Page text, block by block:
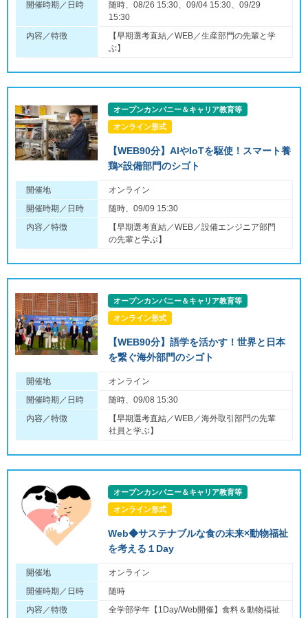
開催時期／日時
随時、08/26 15:30、09/04 15:30、09/29
15:30
内容／特徴
【早期選考直結／WEB／生産部門の先輩と学
ぶ】
オープンカンパニー＆キャリア教育等
オンライン形式
【WEB90分】AIやIoTを駆使！スマート養
鶏×設備部門のシゴト
開催地
オンライン
開催時期／日時
随時、09/09 15:30
内容／特徴
【早期選考直結／WEB／設備エンジニア部門
の先輩と学ぶ】
オープンカンパニー＆キャリア教育等
オンライン形式
【WEB90分】語学を活かす！世界と日本
を繋ぐ海外部門のシゴト
開催地
オンライン
開催時期／日時
随時、09/08 15:30
内容／特徴
【早期選考直結／WEB／海外取引部門の先輩
社員と学ぶ】
オープンカンパニー＆キャリア教育等
オンライン形式
Web◆サステナブルな食の未来×動物福祉
を考える１Day
開催地
オンライン
開催時期／日時
随時
内容／特徴
全学部学年【1Day/Web開催】食料＆動物福祉